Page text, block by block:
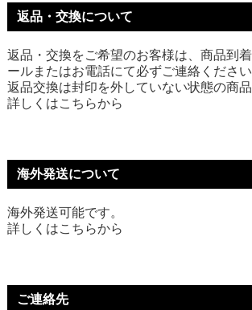
返品・交換について
返品・交換をご希望のお客様は、商品到
ールまたはお電話にて必ずご連絡ください
返品交換は封印を外していない状態の商品
詳しくはこちらから
海外発送について
海外発送可能です。
詳しくはこちらから
ご連絡先